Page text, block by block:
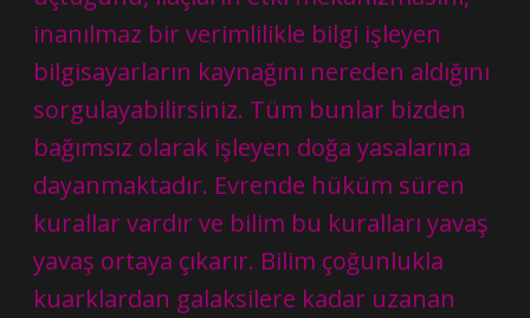
inanılmaz bir verimlilikle bilgi işleyen
bilgisayarların kaynağını nereden aldığını
sorgulayabilirsiniz. Tüm bunlar bizden
bağımsız olarak işleyen doğa yasalarına
dayanmaktadır. Evrende hüküm süren
kurallar vardır ve bilim bu kuralları yavaş
yavaş ortaya çıkarır. Bilim çoğunlukla
kuarklardan galaksilere kadar uzanan